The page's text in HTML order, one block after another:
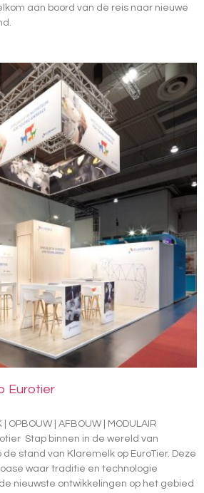
aan boord van de reis naar nieuwe
Eurotier
| OPBOUW | AFBOUW | MODULAIR
Stap binnen in de wereld van
stand van Klaremelk op EuroTier. Deze
waar traditie en technologie
nieuwste ontwikkelingen op het gebied